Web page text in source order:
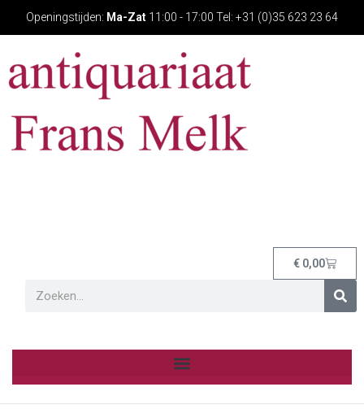
Openingstijden: Ma-Zat 11:00 - 17:00 Tel: +31 (0)35 623 23 64
€ 0,00